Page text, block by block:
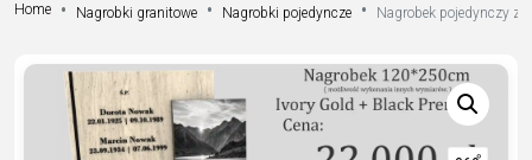
Home Nagrobki granitowe Nagrobki pojedyncze Nagrobek pojedynczy z